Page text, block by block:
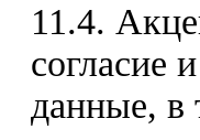
11.4.
согласие
данные, в